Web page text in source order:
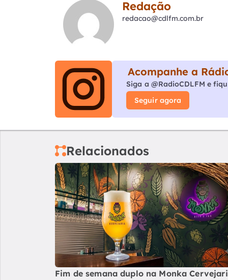
Redação
redacao@cdlfm.com.br
Acompanhe a
Siga a @RadioCDLFM e
Seguir agora
Relacionados
Fim de semana duplo na Monka